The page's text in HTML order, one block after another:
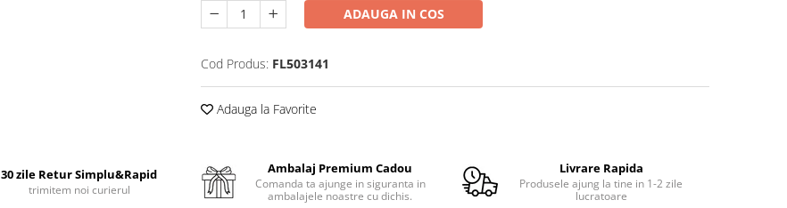
ADAUGA IN COS
Cod Produs: FL503141
Adauga la Favorite
30 zile Retur Simplu&Rapid
trimitem noi curierul
Ambalaj Premium Cadou
Comanda ta ajunge in siguranta in
ambalajele noastre cu dichis.
Livrare Rapida
Produsele ajung la tine in 1-2 zile
lucratoare